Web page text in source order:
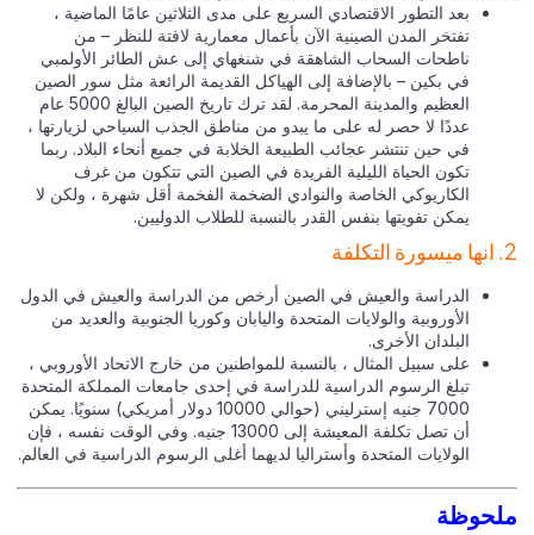
بعد التطور الاقتصادي السريع على مدى الثلاثين عامًا الماضية ،
تفتخر المدن الصينية الآن بأعمال معمارية لافتة للنظر – من
ناطحات السحاب الشاهقة في شنغهاي إلى عش الطائر الأولمبي
في بكين – بالإضافة إلى الهياكل القديمة الرائعة مثل سور الصين
العظيم والمدينة المحرمة. لقد ترك تاريخ الصين البالغ 5000 عام
عددًا لا حصر له على ما يبدو من مناطق الجذب السياحي لزيارتها ،
في حين تنتشر عجائب الطبيعة الخلابة في جميع أنحاء البلاد. ربما
تكون الحياة الليلية الفريدة في الصين التي تتكون من غرف
الكاريوكي الخاصة والنوادي الضخمة الفخمة أقل شهرة ، ولكن لا
يمكن تفويتها بنفس القدر بالنسبة للطلاب الدوليين.
الدراسة والعيش في الصين أرخص من الدراسة والعيش في الدول
الأوروبية والولايات المتحدة واليابان وكوريا الجنوبية والعديد من
البلدان الأخرى.
على سبيل المثال ، بالنسبة للمواطنين من خارج الاتحاد الأوروبي ،
تبلغ الرسوم الدراسية للدراسة في إحدى جامعات المملكة المتحدة
7000 جنيه إسترليني (حوالي 10000 دولار أمريكي) سنويًا. يمكن
أن تصل تكلفة المعيشة إلى 13000 جنيه. وفي الوقت نفسه ، فإن
الولايات المتحدة وأستراليا لديهما أغلى الرسوم الدراسية في العالم.